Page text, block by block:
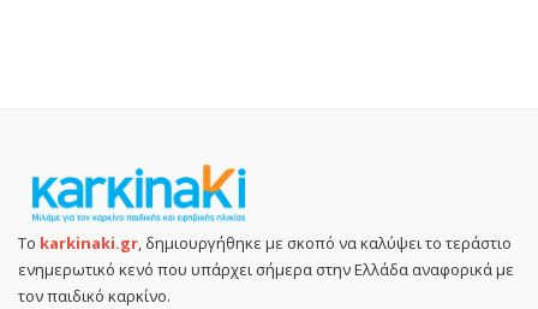
Το karkinaki.gr, δημιουργήθηκε με σκοπό να καλύψει το τεράστιο
ενημερωτικό κενό που υπάρχει σήμερα στην Ελλάδα αναφορικά με
τον παιδικό καρκίνο.